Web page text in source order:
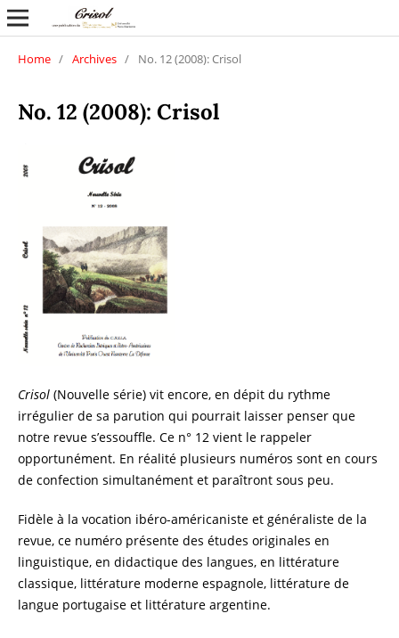
Home / Archives / No. 12 (2008): Crisol
No. 12 (2008): Crisol
Crisol(Nouvelle série) vit encore, en dépit du rythme
irrégulier de sa parution qui pourrait laisser penser que
notre revue s’essouffle. Ce n° 12 vient le rappeler
opportunément. En réalité plusieurs numéros sont en cours
de confection simultanément et paraîtront sous peu.
Fidèle à la vocation ibéro-américaniste et généraliste de la
revue, ce numéro présente des études originales en
linguistique, en didactique des langues, en littérature
classique, littérature moderne espagnole, littérature de
langue portugaise et littérature argentine.